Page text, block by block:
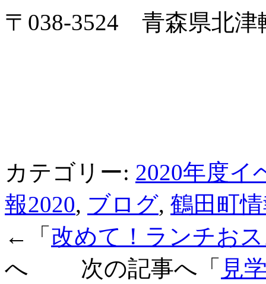
〒038-3524 青森県北津
カテゴリー: 2020年度イ
報2020, ブログ, 鶴田町
←「 改めて！ランチお
へ 次の記事へ「 見